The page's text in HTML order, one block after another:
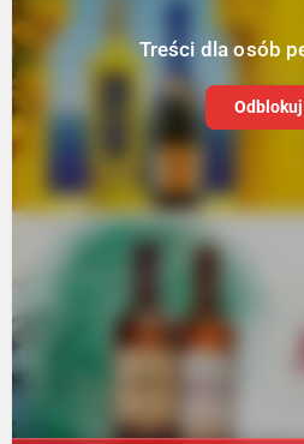
Treści dla osób
Odblokuj